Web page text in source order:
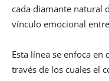
cada diamante natural
vínculo emocional
Esta línea se enfoca
través de los cuales el